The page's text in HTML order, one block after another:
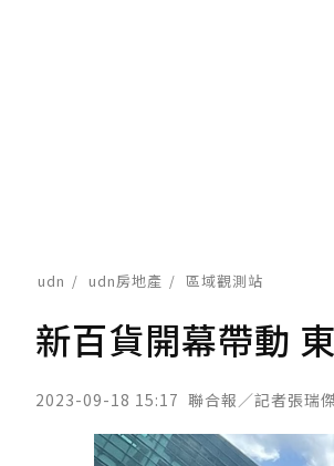
udn udn房地產 區域觀測站
新百貨開幕帶動
2023-09-18 15:17 聯合報／記者張瑞